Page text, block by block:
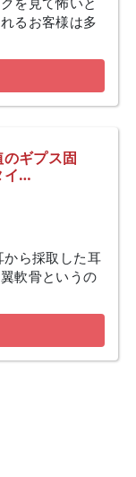
るお客様は多
ギプス固
イ…
ら採取した耳
軟骨というの